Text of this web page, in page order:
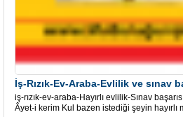
iş-rızık-ev-araba-Hayırlı evlilik-Sınav
Âyet-i kerim Kul bazen istediği şeyin hayırlı